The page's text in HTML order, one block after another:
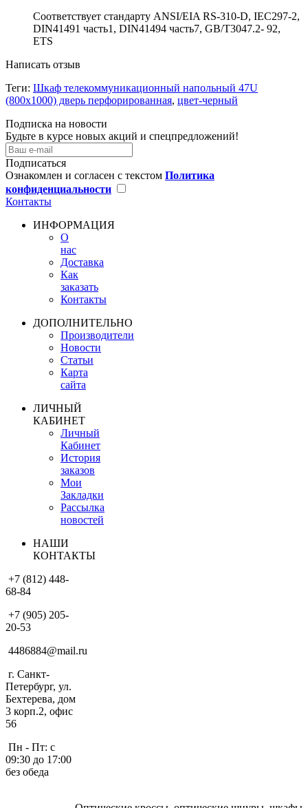
Соответствует стандарту ANSI/EIA RS-310-D, IEC297-2,
DIN41491 часть1, DIN41494 часть7, GB/T3047.2- 92,
ETS
Написать отзыв
Теги: Шкаф телекоммуникационный напольный 47U
(800х1000) дверь перфорированная, цвет-черный
Подписка на новости
Будьте в курсе новых акций и спецпредложений!
Подписаться
Ознакомлен и согласен с текстом Политика
конфиденциальности
Контакты
ИНФОРМАЦИЯ
О
нас
Доставка
Как
заказать
Контакты
ДОПОЛНИТЕЛЬНО
Производители
Новости
Статьи
Карта
сайта
ЛИЧНЫЙ
КАБИНЕТ
Личный
Кабинет
История
заказов
Мои
Закладки
Рассылка
новостей
НАШИ
КОНТАКТЫ
+7 (812) 448-
68-84
+7 (905) 205-
20-53
4486884@mail.ru
г. Санкт-
Петербург, ул.
Бехтерева, дом
3 корп.2, офис
56
Пн - Пт: с
09:30 до 17:00
без обеда